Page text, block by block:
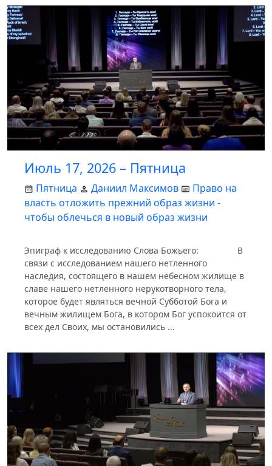
Июль 17, 2026 – Пятница
Пятница Даниил Максимов
Право на
власть отложить прежний образ жизни -
чтобы облечься в новый образ жизни
Эпиграф к исследованию Слова Божьего: В
связи с исследованием нашего нетленного
наследия, состоящего в нашем небесном жилище в
славе нашего нетленного нерукотворного тела,
которое будет являться вечной Субботой Бога и
вечным жилищем Бога, в котором Бог успокоится от
всех дел Своих, мы остановились ...